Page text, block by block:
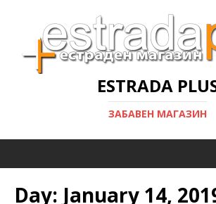
ESTRADA
ЗАБАВЕН МАГАЗИН
Day: January 14,